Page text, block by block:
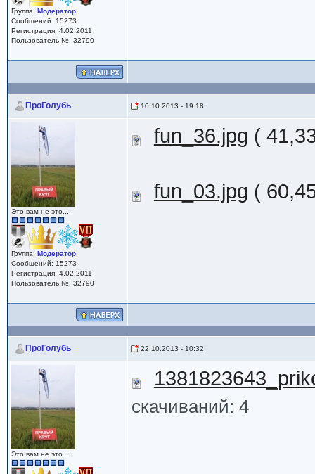
Группа: Модератор
Сообщений: 15273
Регистрация: 4.02.2011
Пользователь №: 32790
ПроГолубь 10.10.2013 - 19:18
Это вам не это...
Группа: Модератор
Сообщений: 15273
Регистрация: 4.02.2011
Пользователь №: 32790
fun_36.jpg (
fun_03.jpg (
ПроГолубь 22.10.2013 - 10:32
Это вам не это...
скачиваний: 4